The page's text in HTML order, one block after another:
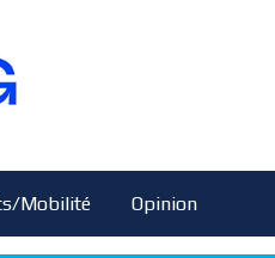
Mobilité Opinion